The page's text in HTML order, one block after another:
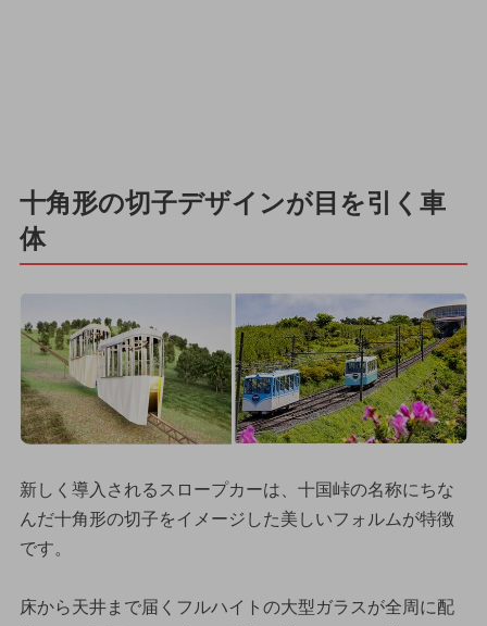
十角形の切子デザインが目を引く車
体
新しく導入されるスロープカーは、十国峠の名称にちな
んだ十角形の切子をイメージした美しいフォルムが特徴
です。
床から天井まで届くフルハイトの大型ガラスが全周に配